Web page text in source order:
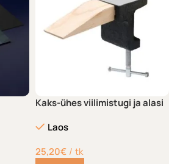
Kaks-ühes viilimistugi ja alasi
Laos
25,20€ tk